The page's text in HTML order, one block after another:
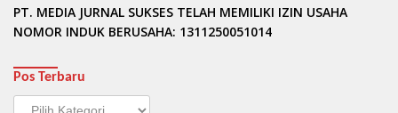
PT. MEDIA JURNAL SUKSES TELAH MEMILIKI IZIN USAHA
NOMOR INDUK BERUSAHA: 1311250051014
Pos Terbaru
Pos